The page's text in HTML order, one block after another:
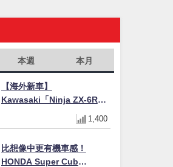
本週 本月
【海外新車】
Kawasaki「Ninja ZX-6R」
2027年式北美發表！636cc
四缸×銀河銀/暮光藍新色
美元起
1,400
比想像中更有機車感！
HONDA Super Cub